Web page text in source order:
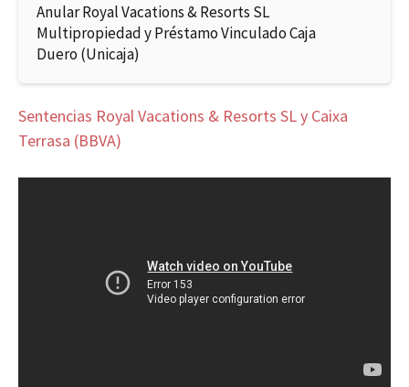
Anular Royal Vacations & Resorts SL
Multipropiedad y Préstamo Vinculado Caja
Duero (Unicaja)
Sentencias Royal Vacations & Resorts SL y Caixa
Terrasa (BBVA)